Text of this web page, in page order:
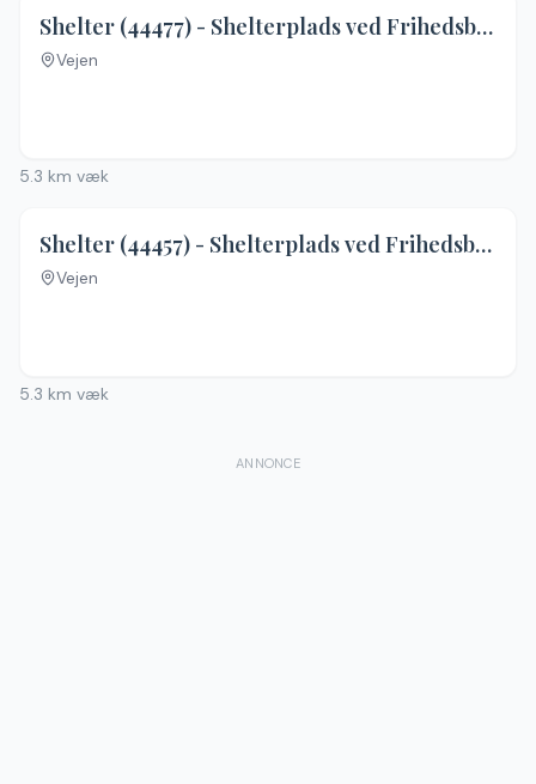
4.4(17Shelter (44477) - Shelterplads ved Frihedsbroen
Vejen
5.3 km væk
4.4(17Shelter (44457) - Shelterplads ved Frihedsbroen
Vejen
5.3 km væk
ANNONCE